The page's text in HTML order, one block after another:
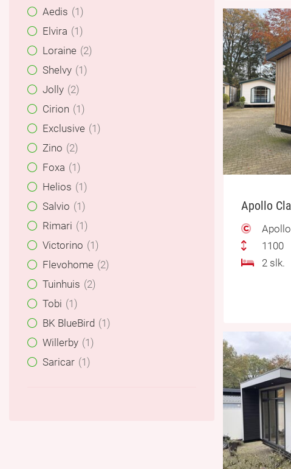
Aedis
1
Elvira
1
Loraine 2
Shelvy 1
Jolly 2
Cirion
1
Exclusive 1
Zino
2
Foxa
1
Helios
1
Salvio
1
Rimari
1
Victorino
1
Flevohome 2
Tuinhuis
2
Tobi
1
BK BlueBird 1
Willerby 1
Saricar 1
Apollo
Apollo
1100
2 slk.